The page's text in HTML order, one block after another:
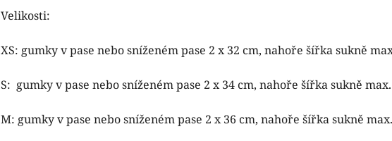
Velikosti:
XS: gumky v pase nebo sníženém pase 2 x 32 cm, nahoře šířka sukně
S: gumky v pase nebo sníženém pase 2 x 34 cm, nahoře šířka sukně
M: gumky v pase nebo sníženém pase 2 x 36 cm, nahoře šířka sukně